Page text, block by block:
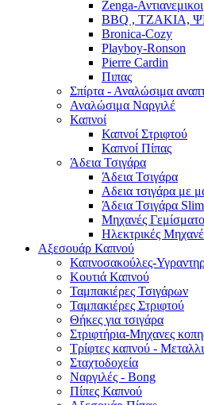
Zenga-Αντιανεμικοι
BBQ , ΤΖΑΚΙΑ,
Bronica-Cozy
Playboy-Ronson
Pierre Cardin
Πιπας
Σπίρτα - Αναλώσιμα
Αναλώσιμα Ναργιλέ
Καπνοί
Καπνοί Στριφτού
Καπνοί Πίπας
Άδεια Τσιγάρα
Άδεια Τσιγάρα
Αδεια τσιγάρα με
Άδεια Τσιγάρα Slim
Μηχανές
Ηλεκτρικές
Αξεσουάρ Καπνού
Καπνοσακούλες-
Κουτιά Καπνού
Ταμπακιέρες Τσιγάρων
Ταμπακιέρες Στριφτού
Θήκες για τσιγάρα
Στριφτήρια-Μηχανες
Τρίφτες καπνού -
Σταχτοδοχεία
Ναργιλές - Bong
Πίπες Καπνού